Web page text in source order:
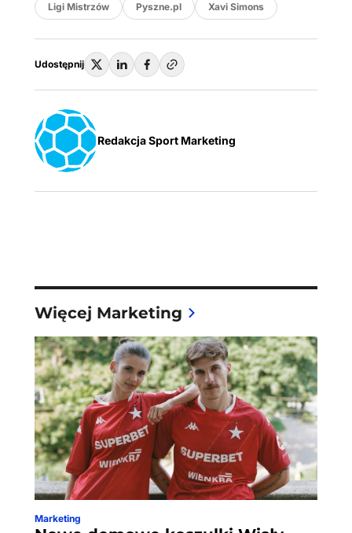
Ligi Mistrzów Pyszne.pl Xavi Simons
Udostępnij
Redakcja Sport Marketing
Więcej Marketing
Marketing